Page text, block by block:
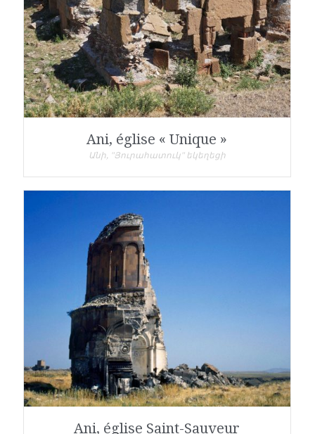
Ani, église « Unique »
Անի, "Յուրահատուկ" եկեղեցի
Ani, église Saint-Sauveur